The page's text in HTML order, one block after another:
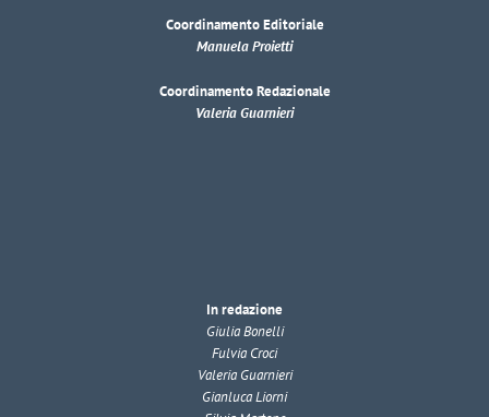
Coordinamento Editoriale
Manuela Proietti
Coordinamento Redazionale
Valeria Guarnieri
In redazione
Giulia Bonelli
Fulvia Croci
Valeria Guarnieri
Gianluca Liorni